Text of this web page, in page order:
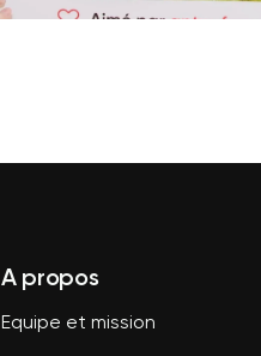
A propos
Equipe et mission